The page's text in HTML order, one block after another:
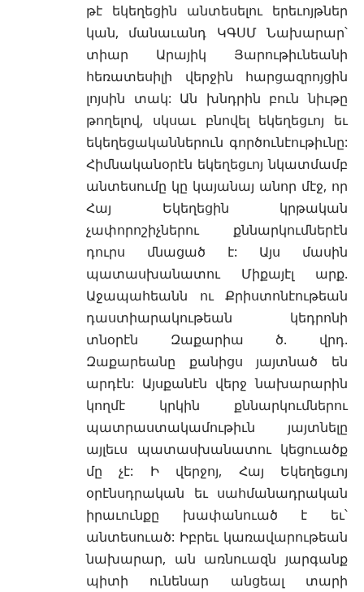
թէ եկեղեցին անտեսելու երեւոյթներ
կան, մանաւանդ ԿԳՍՄ Նախարար՝
տիար Արայիկ Յարութիւնեանի
հեռատեսիլի վերջին հարցազրոյցին
լոյսին տակ: Ան խնդրին բուն նիւթը
թողելով, սկսաւ բնովել եկեղեցւոյ եւ
եկեղեցականներուն գործունէութիւնը:
Հիմնականօրէն եկեղեցւոյ նկատմամբ
անտեսումը կը կայանայ անոր մէջ, որ
Հայ Եկեղեցին կրթական
չափորոշիչներու քննարկումներէն
դուրս մնացած է: Այս մասին
պատասխանատու Միքայէլ արք.
Աջապահեանն ու Քրիստոնէութեան
դաստիարակութեան կեդրոնի
տնօրէն Զաքարիա ծ. վրդ.
Զաքարեանը քանիցս յայտնած են
արդէն: Այսքանէն վերջ նախարարին
կողմէ կրկին քննարկումներու
պատրաստակամութիւն յայտնելը
այլեւս պատասխանատու կեցուածք
մը չէ: Ի վերջոյ, Հայ Եկեղեցւոյ
օրէնսդրական եւ սահմանադրական
իրաւունքը խափանուած է եւ՝
անտեսուած: Իբրեւ կառավարութեան
նախարար, ան առնուազն յարգանք
պիտի ունենար անցեալ տարի